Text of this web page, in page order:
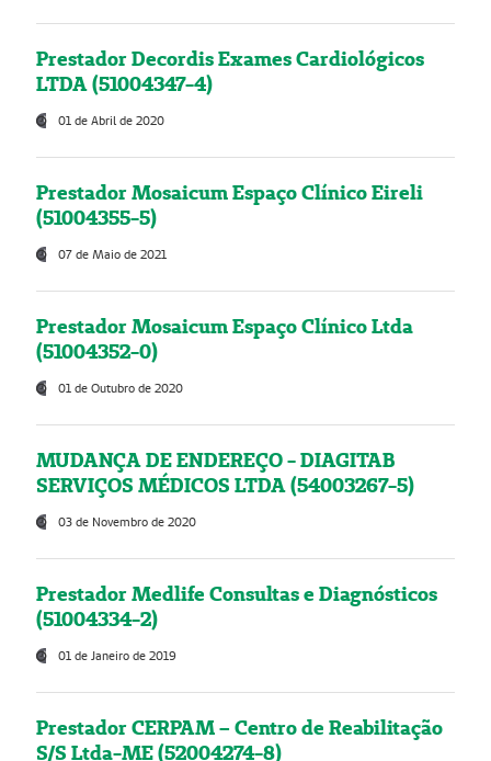
Prestador Decordis Exames Cardiológicos
LTDA (51004347-4)
01 de Abril de 2020
Prestador Mosaicum Espaço Clínico Eireli
(51004355-5)
07 de Maio de 2021
Prestador Mosaicum Espaço Clínico Ltda
(51004352-0)
01 de Outubro de 2020
MUDANÇA DE ENDEREÇO - DIAGITAB
SERVIÇOS MÉDICOS LTDA (54003267-5)
03 de Novembro de 2020
Prestador Medlife Consultas e Diagnósticos
(51004334-2)
01 de Janeiro de 2019
Prestador CERPAM – Centro de Reabilitação
S/S Ltda-ME (52004274-8)